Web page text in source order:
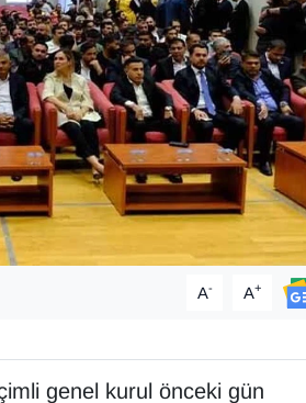
A- A+
genel kurul önceki gün